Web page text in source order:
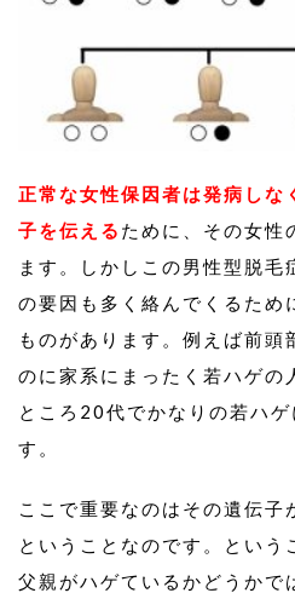
正常な女性保因者は発病しな
子を伝える ために、その女性
ます。しかしこの男性型脱毛
の要因も多く絡んでくるため
ものがあります。例えば前頭
のに家系にまったく若ハゲの
ところ20代でかなりの若ハ
す。
ここで重要なのはその遺伝子
ということなのです。という
父親がハゲているかどうかで